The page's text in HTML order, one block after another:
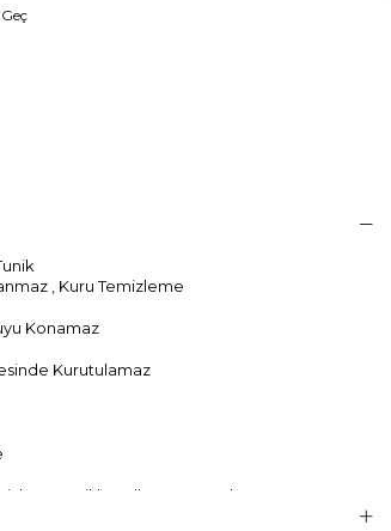
, Kuru Temizleme
Konamaz
Kurutulamaz
, Trikloretilen Ayırıçısıyla Az Çözücü